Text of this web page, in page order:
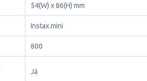
54(W) x 86(H) mm
Instax mini
800
Jā